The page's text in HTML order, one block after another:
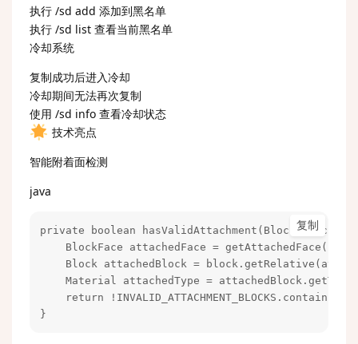
执行 /sd add 添加到黑名单
执行 /sd list 查看当前黑名单
冷却系统
复制成功后进入冷却
冷却期间无法再次复制
使用 /sd info 查看冷却状态
技术亮点
智能附着面检测
java
复制
private boolean hasValidAttachment(Block block) {
BlockFace attachedFace =
Block attachedBlock =
Material attachedType =
return
}